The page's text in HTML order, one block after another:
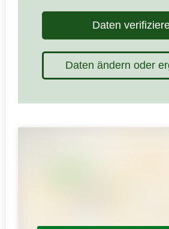
Daten
Daten ändern oder